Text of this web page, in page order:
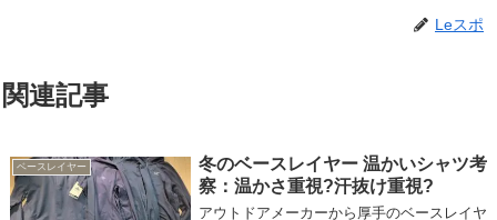
Leスポ
関連記事
ベースレイヤー
冬のベースレイヤー 温かいシャツ考
察：温かさ重視?汗抜け重視?
アウトドアメーカーから厚手のベースレイヤ